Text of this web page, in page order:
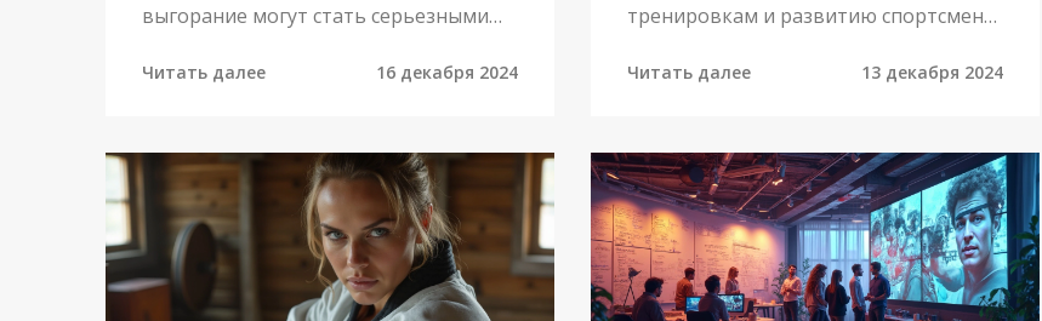
выгорание могут стать серьезными
спортивных целей. В статье
повысить уровень энергии до
тренировки, чтобы занятия стали
более продуктивными и приносили
удовольствие. Эффективные советы и
реальные примеры помогут избежать
Читать далее 16 декабря 2024
тренировкам и развитию спортсмена.
уважение, самоконтроль и
подкрепление и поддержку тренеров
и наставников. Основное внимание
уделяется не на наказание ошибок, а
на развитие сильных сторон и
построение психоэмоциональной
Читать далее 13 декабря 2024